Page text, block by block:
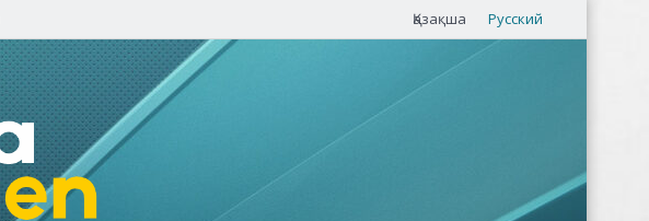
Қазақша Русский